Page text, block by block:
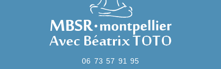
06 73 57 91 95